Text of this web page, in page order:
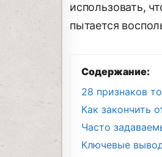
использовать,
пытается
Содержание:
28 признаков
Как закончить
Часто
Ключевые